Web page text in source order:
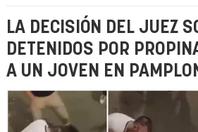
LA DECISIÓN DEL JUEZ
DETENIDOS POR
A UN JOVEN EN